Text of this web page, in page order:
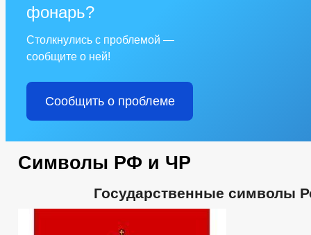
фонарь?
Столкнулись с проблемой —
сообщите о ней!
Сообщить о проблеме
Символы РФ и ЧР
Государственные символы